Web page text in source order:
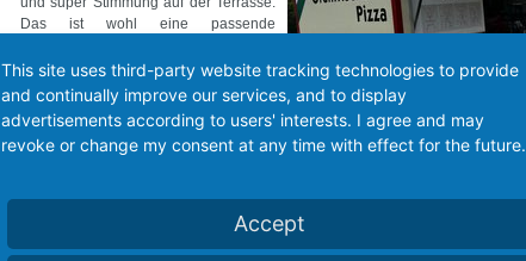
Das ist wohl eine passende
paar Impressionen findet ihr im Bild.
Zur Stimmung beigetragen hat
maßgeblich unser Mitglied, der „Pizza-
Jupp“ (Franz-Josef Barth), der uns
Saßmannshausen und Marcus
Schauerte spielten 1 unter Par,
This site uses third-party website tracking technologies to provide
and continually improve our services, and to display
advertisements according to users' interests. I agree and may
revoke or change my consent at any time with effect for the future.
Accept